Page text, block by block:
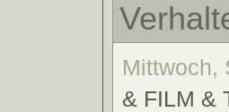
Mittwoch,
& FILM &